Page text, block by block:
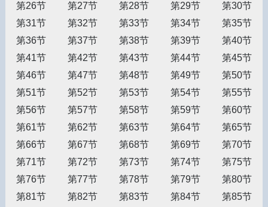
第26节
第27节 第28节 第29节
第30节
第31节
第32节 第33节 第34节
第35节
第36节
第37节 第38节 第39节
第40节
第41节
第42节 第43节 第44节
第45节
第46节
第47节 第48节 第49节
第50节
第51节
第52节 第53节 第54节
第55节
第56节
第57节 第58节 第59节
第60节
第61节
第62节 第63节 第64节
第65节
第66节
第67节 第68节 第69节
第70节
第71节
第72节 第73节 第74节
第75节
第76节
第77节 第78节 第79节
第80节
第81节
第82节 第83节 第84节
第85节